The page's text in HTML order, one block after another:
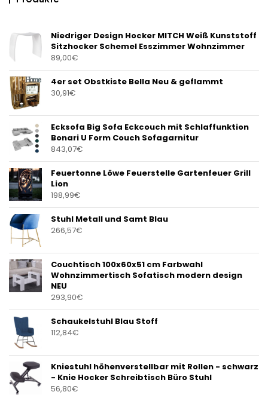
Niedriger Design Hocker MITCH Weiß Kunststoff
Sitzhocker Schemel Esszimmer Wohnzimmer
89,00€
4er set Obstkiste Bella Neu & geflammt
30,91€
Ecksofa Big Sofa Eckcouch mit Schlaffunktion
Bonari U Form Couch Sofagarnitur
843,07€
Feuertonne Löwe Feuerstelle Gartenfeuer Grill
Lion
198,99€
Stuhl Metall und Samt Blau
266,57€
Couchtisch 100x60x51 cm Farbwahl
Wohnzimmertisch Sofatisch modern design
NEU
293,90€
Schaukelstuhl Blau Stoff
112,84€
Kniestuhl höhenverstellbar mit Rollen - schwarz
- Knie Hocker Schreibtisch Büro Stuhl
56,80€